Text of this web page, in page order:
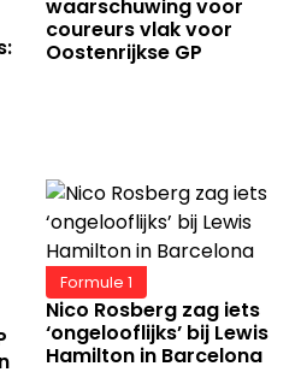
waarschuwing voor
coureurs vlak voor
Oostenrijkse GP
Formule 1
Nico Rosberg zag iets
‘ongelooflijks’ bij Lewis
Hamilton in Barcelona